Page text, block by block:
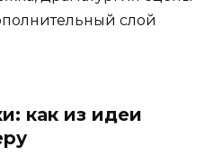
слой
как из идеи